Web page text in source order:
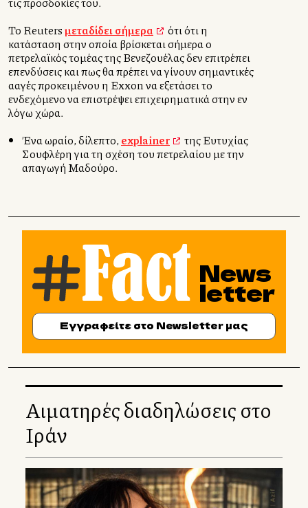
Το Reutersμεταδίδει σήμερα
ότι ότι η
κατάσταση στην οποία βρίσκεται σήμερα ο
πετρελαϊκός τομέας της Βενεζουέλας δεν επιτρέπει
επενδύσεις και πως θα πρέπει να γίνουν σημαντικές
αλλαγές προκειμένου η Exxon να εξετάσει το
ενδεχόμενο να επιστρέψει επιχειρηματικά στην εν
λόγω χώρα.
Ένα ωραίο, δίλεπτο, explainer
της Ευτυχίας
Σουφλέρη για τη σχέση του πετρελαίου με την
απαγωγή Μαδούρο.
News
letter
Εγγραφείτε στο Newsletter μας
Αιματηρές διαδηλώσεις στο
Ιράν